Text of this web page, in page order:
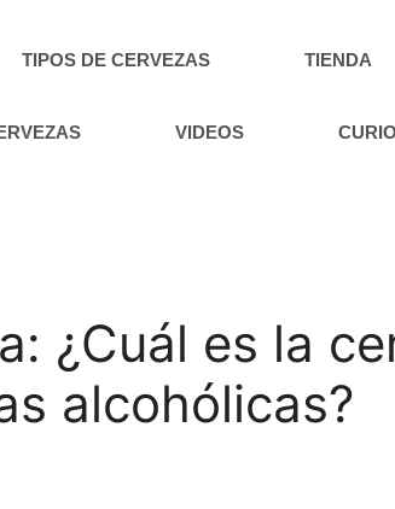
TIPOS DE CERVEZAS TIENDA
VIDEOS
¿Cuál es la
alcohólicas?